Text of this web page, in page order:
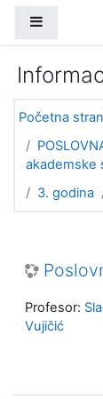
Početna
akademske
3. godina
Profesor:
Vujičić